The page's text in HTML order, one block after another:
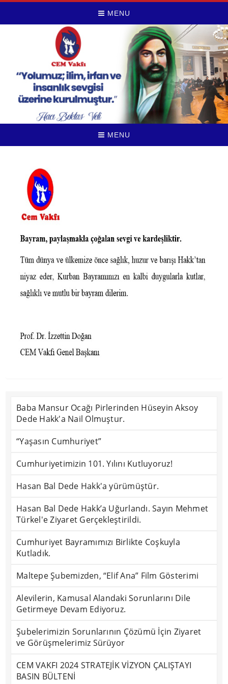
MENU
MENU
Baba Mansur Ocağı Pirlerinden Hüseyin Aksoy
Dede Hakk'a Nail Olmuştur.
“Yaşasın Cumhuriyet”
Cumhuriyetimizin 101. Yılını Kutluyoruz!
Hasan Bal Dede Hakk'a yürümüştür.
Hasan Bal Dede Hakk’a Uğurlandı. Sayın Mehmet
Türkel'e Ziyaret Gerçekleştirildi.
Cumhuriyet Bayramımızı Birlikte Coşkuyla
Kutladık.
Maltepe Şubemizden, “Elif Ana” Film Gösterimi
Alevilerin, Kamusal Alandaki Sorunlarını Dile
Getirmeye Devam Ediyoruz.
Şubelerimizin Sorunlarının Çözümü İçin Ziyaret
ve Görüşmelerimiz Sürüyor
CEM VAKFI 2024 STRATEJİK VİZYON ÇALIŞTAYI
BASIN BÜLTENİ